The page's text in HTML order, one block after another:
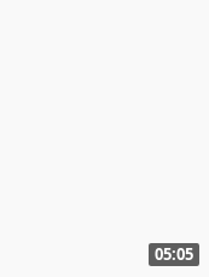
05:05